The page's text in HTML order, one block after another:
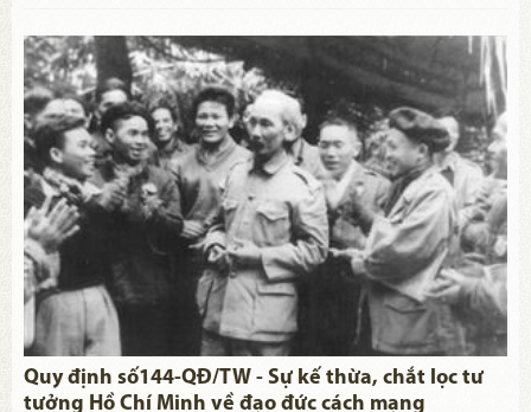
một cuộc cách mạng to lớn và sâu sắc.
Quy định số144-QĐ/TW - Sự kế thừa, chắt lọc tư
tưởng Hồ Chí Minh về đạo đức cách mạng